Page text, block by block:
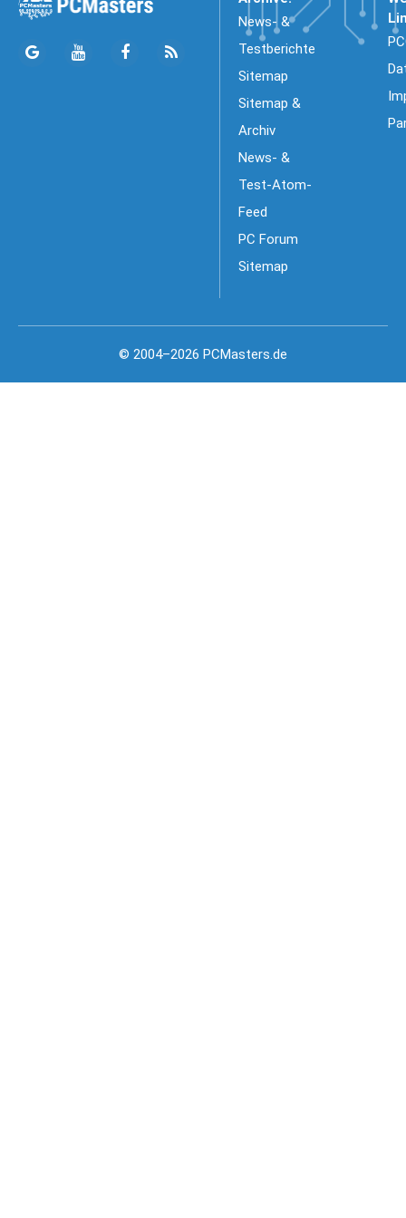
News- &
Testberichte
Sitemap
Sitemap &
Archiv
News- &
Test-Atom-
Feed
PC Forum
Sitemap
© 2004–2026 PCMasters.de